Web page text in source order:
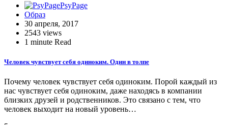
PsyPage
Образ
30 апреля, 2017
2543 views
1 minute Read
Человек чувствует себя одиноким. Один в толпе
Почему человек чувствует себя одиноким. Порой каждый из
нас чувствует себя одиноким, даже находясь в компании
близких друзей и родственников. Это связано с тем, что
человек выходит на новый уровень…